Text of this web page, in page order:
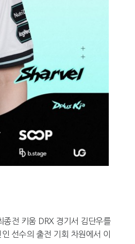
전 키움 DRX 경기서 김단우를
선수의 출전 기회 차원에서 이